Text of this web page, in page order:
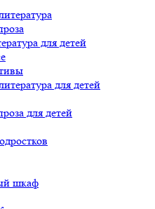
для детей
для детей
для детей
шкаф